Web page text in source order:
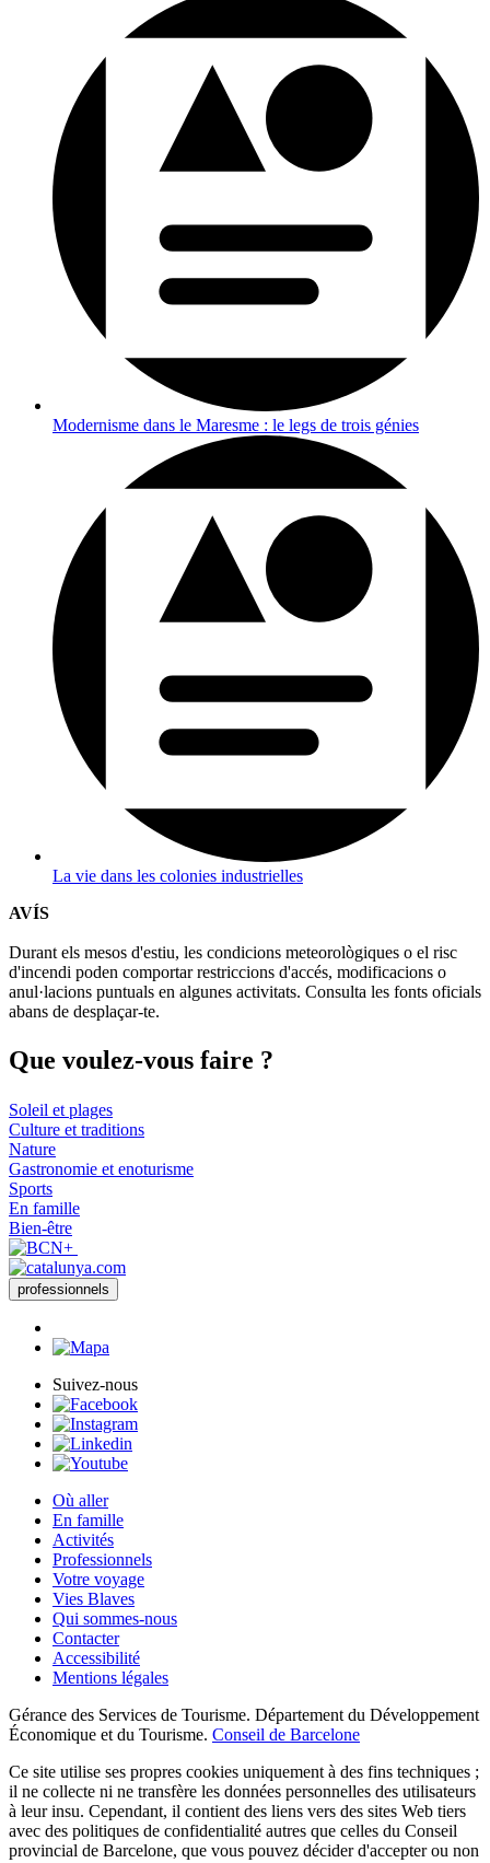
Modernisme dans le Maresme : le legs de trois génies
La vie dans les colonies industrielles
AVÍS
Durant els mesos d'estiu, les condicions meteorològiques o el risc
d'incendi poden comportar restriccions d'accés, modificacions o
anul·lacions puntuals en algunes activitats. Consulta les fonts oficials
abans de desplaçar-te.
Que voulez-vous faire ?
Soleil et plages
Culture et traditions
Nature
Gastronomie et enoturisme
Sports
En famille
Bien-être
professionnels
Suivez-nous
Où aller
En famille
Activités
Professionnels
Votre voyage
Vies Blaves
Qui sommes-nous
Contacter
Accessibilité
Mentions légales
Gérance des Services de Tourisme. Département du Développement
Économique et du Tourisme. Conseil de Barcelone
Ce site utilise ses propres cookies uniquement à des fins techniques ;
il ne collecte ni ne transfère les données personnelles des utilisateurs
à leur insu. Cependant, il contient des liens vers des sites Web tiers
avec des politiques de confidentialité autres que celles du Conseil
provincial de Barcelone, que vous pouvez décider d'accepter ou non